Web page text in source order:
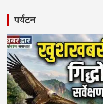
b
o
o
k
A
p
p
पर्यटन